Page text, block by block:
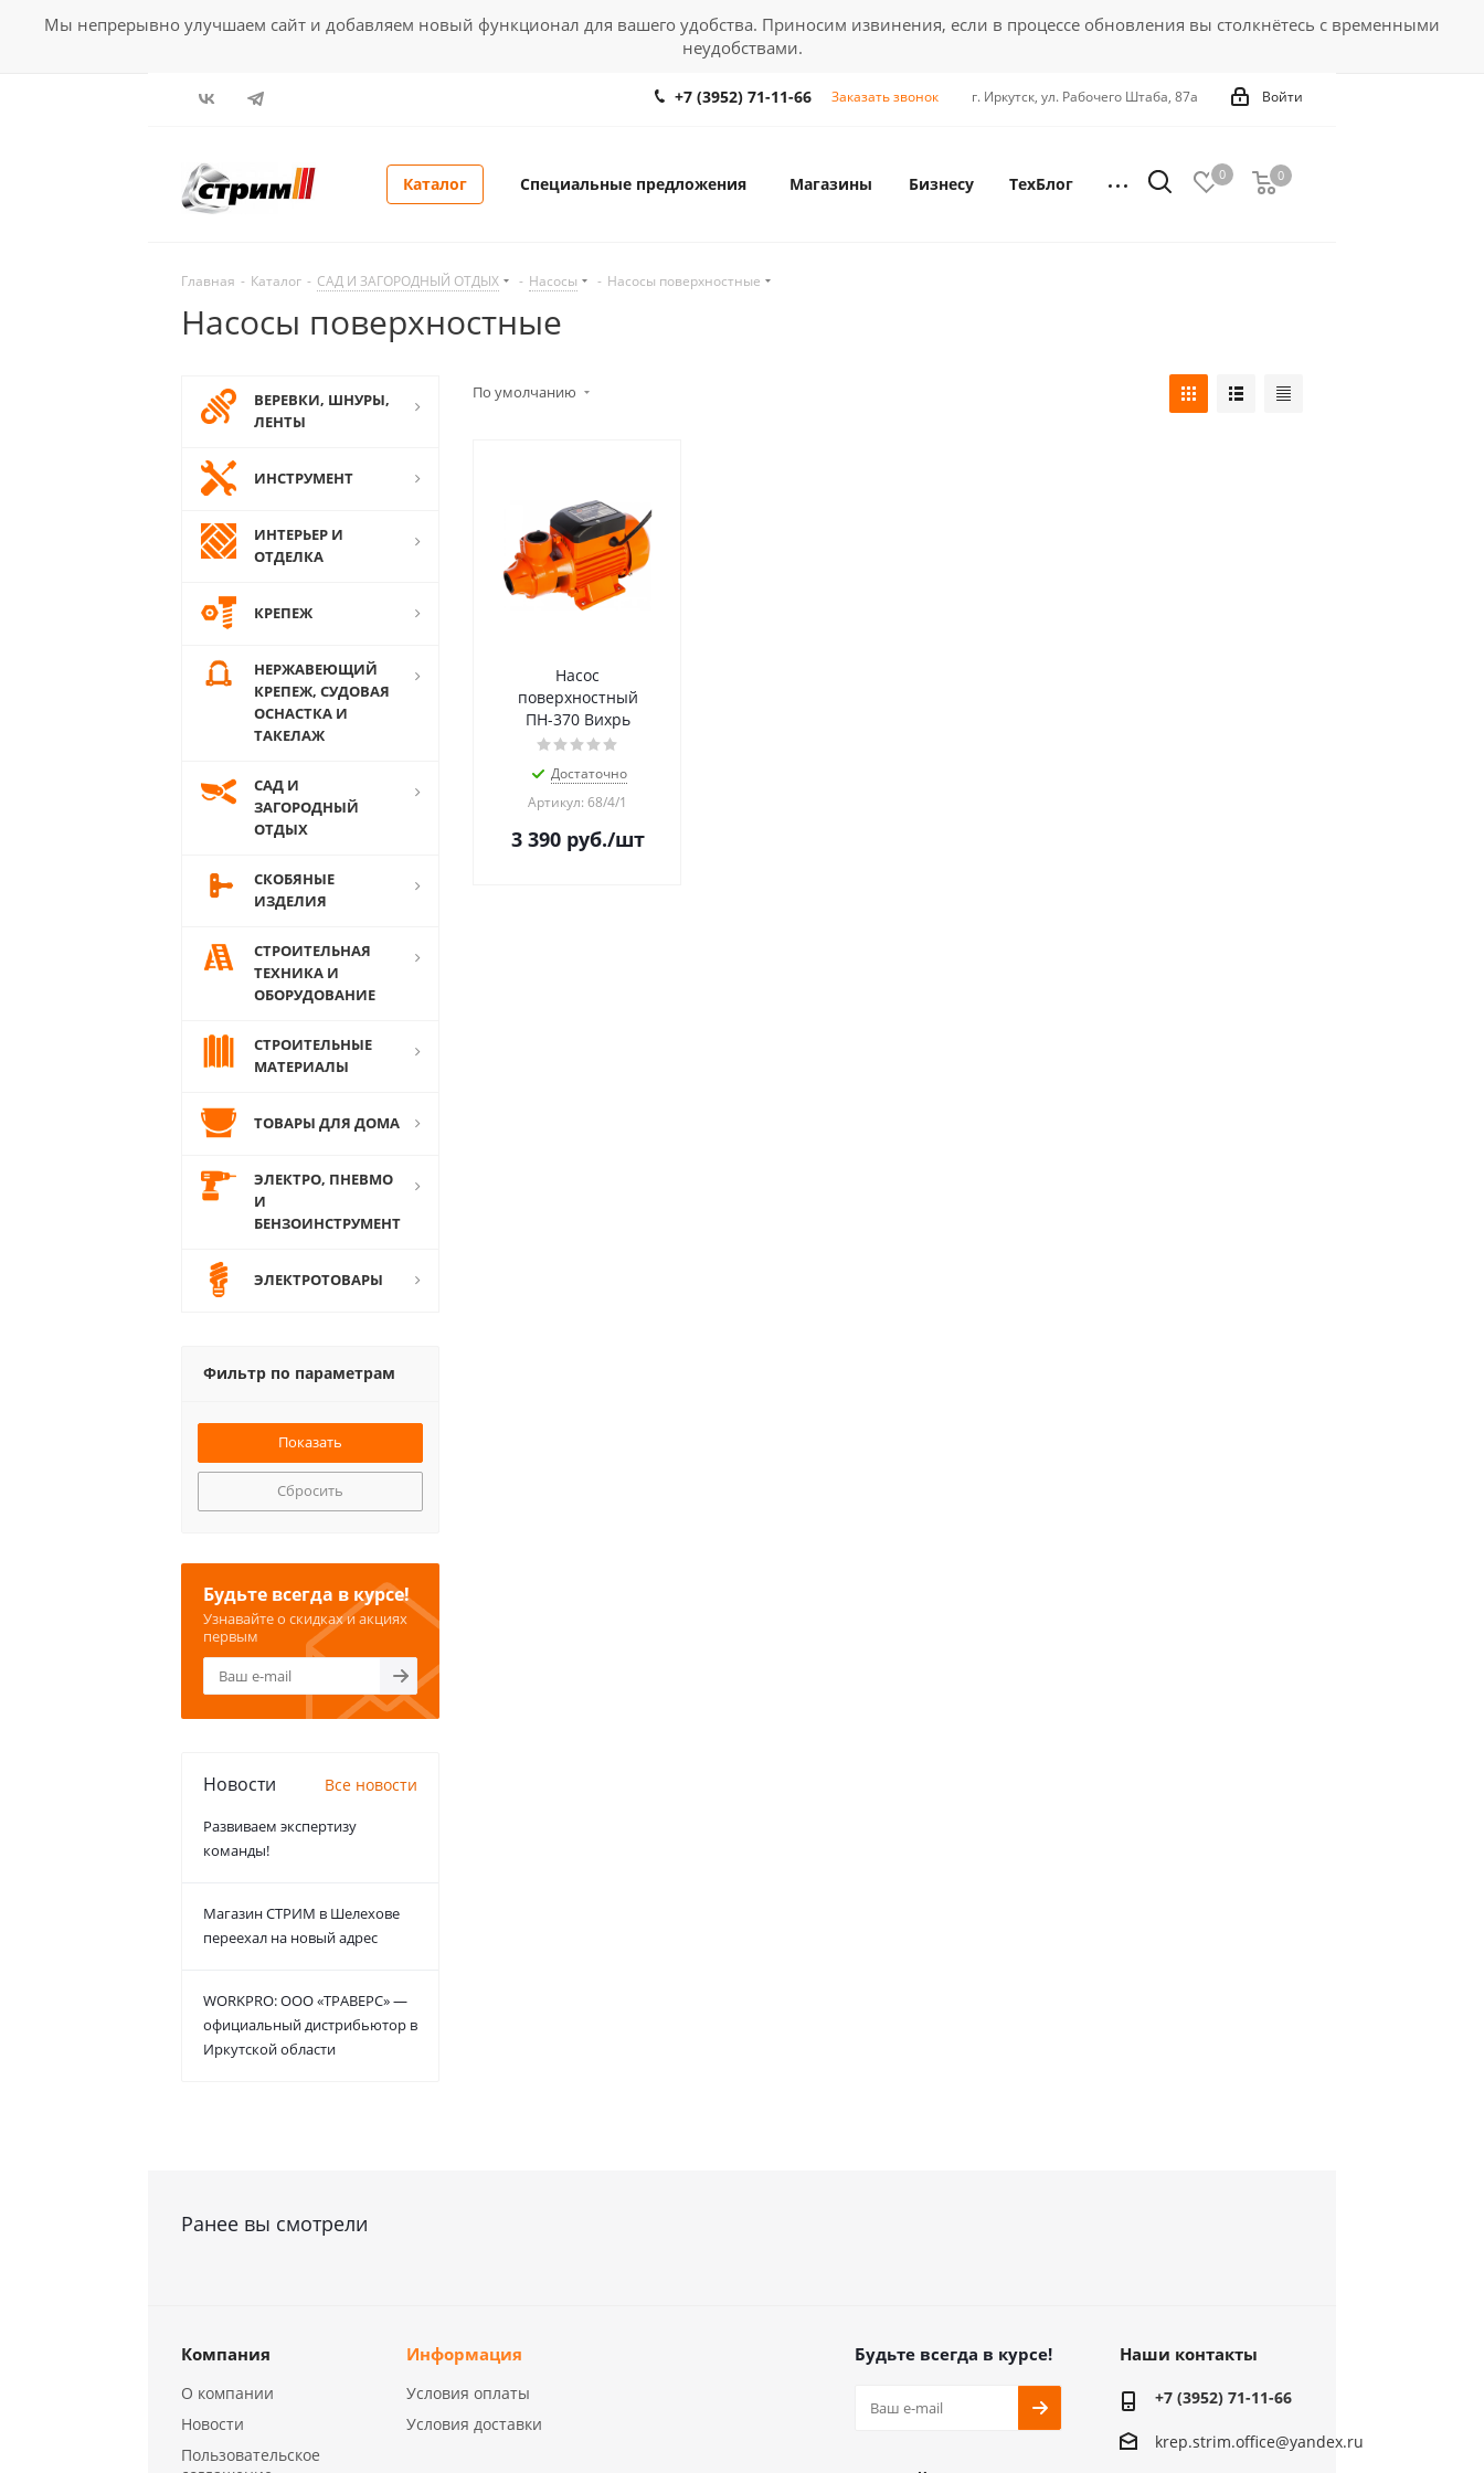
Мы непрерывно улучшаем сайт и добавляем новый функционал для вашего удобства. Приносим извинения, если в процессе обновления вы столкнётесь с временными
неудобствами.
Войти
г. Иркутск, ул. Рабочего Штаба, 87а
+7 (3952) 71-11-66 Заказать звонок
0 0
0
Каталог Специальные предложения Магазины Бизнесу ТехБлог
Главная - Каталог - САД И ЗАГОРОДНЫЙ ОТДЫХ - Насосы - Насосы поверхностные
Насосы поверхностные
По умолчанию
Насос
поверхностный
ПН-370 Вихрь
Достаточно
Артикул: 68/4/1
3 390руб./шт
ВЕРЕВКИ, ШНУРЫ,
ЛЕНТЫ
ИНСТРУМЕНТ
ИНТЕРЬЕР И
ОТДЕЛКА
КРЕПЕЖ
НЕРЖАВЕЮЩИЙ
КРЕПЕЖ, СУДОВАЯ
ОСНАСТКА И
ТАКЕЛАЖ
САД И
ЗАГОРОДНЫЙ
ОТДЫХ
СКОБЯНЫЕ
ИЗДЕЛИЯ
СТРОИТЕЛЬНАЯ
ТЕХНИКА И
ОБОРУДОВАНИЕ
СТРОИТЕЛЬНЫЕ
МАТЕРИАЛЫ
ТОВАРЫ ДЛЯ ДОМА
ЭЛЕКТРО, ПНЕВМО
И
БЕНЗОИНСТРУМЕНТ
ЭЛЕКТРОТОВАРЫ
Фильтр по параметрам
Сбросить
Будьте всегда в курсе!
Узнавайте о скидках и акциях
первым
Новости Все новости
Развиваем экспертизу
команды!
Магазин СТРИМ в Шелехове
переехал на новый адрес
WORKPRO: ООО «ТРАВЕРС» —
официальный дистрибьютор в
Иркутской области
Ранее вы смотрели
Компания
О компании
Новости
Пользовательское
Информация
Условия оплаты
Условия доставки
Будьте всегда в курсе! Наши контакты
+7 (3952) 71-11-66
krep.strim.office@yandex.ru